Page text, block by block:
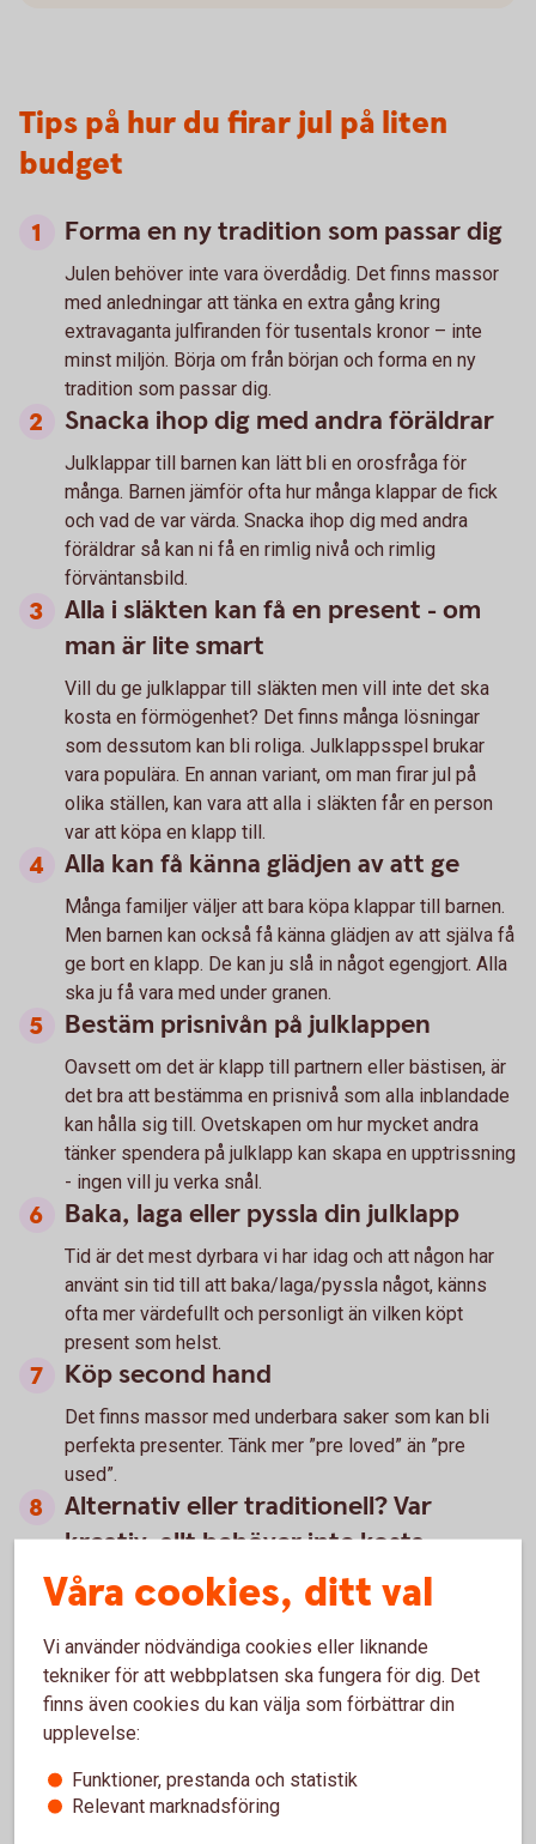
Tips på hur du firar jul på liten
budget
Forma en ny tradition som passar dig
Julen behöver inte vara överdådig. Det finns massor
med anledningar att tänka en extra gång kring
extravaganta julfiranden för tusentals kronor – inte
minst miljön. Börja om från början och forma en ny
tradition som passar dig.
Snacka ihop dig med andra föräldrar
Julklappar till barnen kan lätt bli en orosfråga för
många. Barnen jämför ofta hur många klappar de fick
och vad de var värda. Snacka ihop dig med andra
föräldrar så kan ni få en rimlig nivå och rimlig
förväntansbild.
Alla i släkten kan få en present - om
man är lite smart
Vill du ge julklappar till släkten men vill inte det ska
kosta en förmögenhet? Det finns många lösningar
som dessutom kan bli roliga. Julklappsspel brukar
vara populära. En annan variant, om man firar jul på
olika ställen, kan vara att alla i släkten får en person
var att köpa en klapp till.
Alla kan få känna glädjen av att ge
Många familjer väljer att bara köpa klappar till barnen.
Men barnen kan också få känna glädjen av att själva få
ge bort en klapp. De kan ju slå in något egengjort. Alla
ska ju få vara med under granen.
Bestäm prisnivån på julklappen
Oavsett om det är klapp till partnern eller bästisen, är
det bra att bestämma en prisnivå som alla inblandade
kan hålla sig till. Ovetskapen om hur mycket andra
tänker spendera på julklapp kan skapa en upptrissning
- ingen vill ju verka snål.
Baka, laga eller pyssla din julklapp
Tid är det mest dyrbara vi har idag och att någon har
använt sin tid till att baka/laga/pyssla något, känns
ofta mer värdefullt och personligt än vilken köpt
present som helst.
Köp second hand
Det finns massor med underbara saker som kan bli
perfekta presenter. Tänk mer ”pre loved” än ”pre
used”.
Alternativ eller traditionell? Var
kreativ, allt behöver inte kosta
Tänk ett extra varv kring vilka utgifter julen innebär och
vilka som är viktiga för dig. Det finns till exempel
mängder av alternativa och kreativa lösningar på den
traditionella julgranen.
Välj det godaste på julbordet
Det sjungs att julen varar än till påska, men tänk på
julmaten inte ska hålla lika länge. Banta ner menyn och
behåll rätterna ni verkligen äter av.
Våra cookies, ditt val
Vi använder nödvändiga cookies eller liknande
tekniker för att webbplatsen ska fungera för dig. Det
finns även cookies du kan välja som förbättrar din
upplevelse:
Funktioner, prestanda och statistik
Relevant marknadsföring